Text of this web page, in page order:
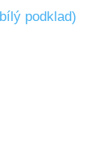
podklad)